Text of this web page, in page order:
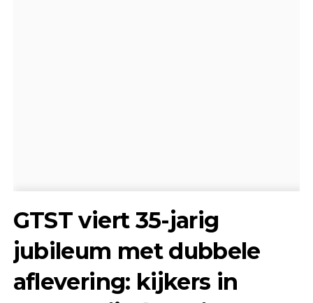
GTST viert 35-jarig
jubileum met dubbele
aflevering: kijkers in